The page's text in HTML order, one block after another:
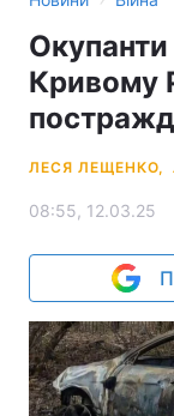
Кривому
ЛЕСЯ ЛЕЩЕНКО,
08:55, 12.03.25